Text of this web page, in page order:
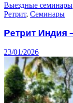
Выездные семинары
Ретрит, Семинары
Ретрит Индия
23/01/2026